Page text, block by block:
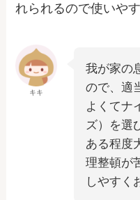
れられるので使いや
キキ
我が家の
ので、適
よくてナ
ズ）を選
ある程度
理整頓が
しやすく